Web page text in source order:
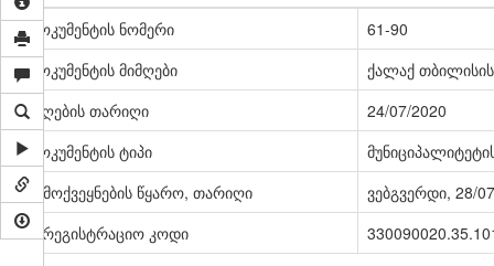
დოკუმენტის ნომერი
61-90
დოკუმენტის მიმღები
ქალაქ
მიღების თარიღი
24/07/2020
დოკუმენტის ტიპი
გამოქვეყნების წყარო, თარიღი
ვებგვერდი, 28/
სარეგისტრაციო კოდი